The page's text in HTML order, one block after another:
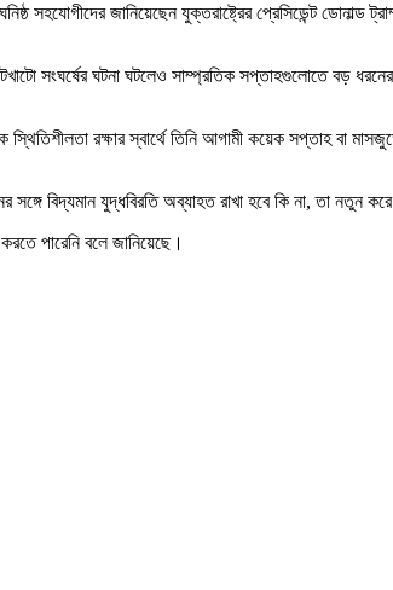
সহযোগীদের জানিয়েছেন যুক্তরাষ্ট্রের প্রেসিডেন্ট
সংঘর্ষের ঘটনা ঘটলেও সাম্প্রতিক সপ্তাহগুলোতে বড়
রক্ষার স্বার্থে তিনি আগামী কয়েক সপ্তাহ বা
বিদ্যমান যুদ্ধবিরতি অব্যাহত রাখা হবে কি না, তা নতুন করে
পারেনি বলে জানিয়েছে।